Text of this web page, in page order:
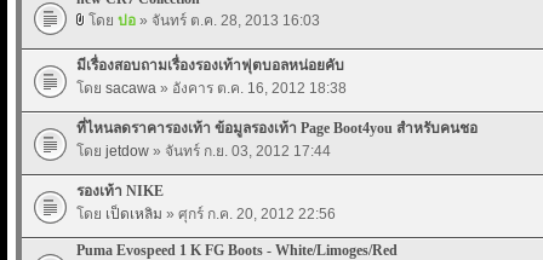
โดย ปอ » จันทร์ ต.ค. 28, 2013 16:03
มีเรื่องสอบถามเรื่องรองเท้าฟุตบอลหน่อยคับ
โดย sacawa » อังคาร ต.ค. 16, 2012 18:38
ที่ไหนลดราคารองเท้า ข้อมูลรองเท้า Page Boot4you สำหรับคนชอ
โดย jetdow » จันทร์ ก.ย. 03, 2012 17:44
รองเท้า NIKE
โดย เป็ดเหลิม » ศุกร์ ก.ค. 20, 2012 22:56
Puma Evospeed 1 K FG Boots - White/Limoges/Red